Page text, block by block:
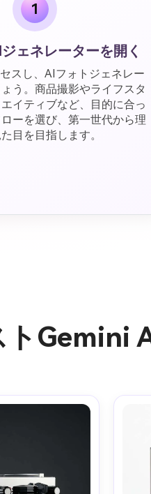
1
ェネレーターを開く
スし、AIフォトジェネレー
う。商品撮影やライフスタ
イティブなど、目的に合っ
ーを選び、第一世代から理
目を目指します。
トGemini